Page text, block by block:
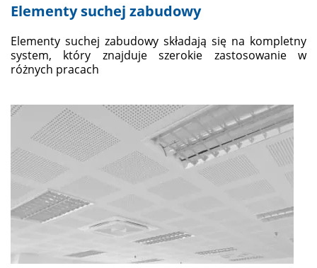
Elementy suchej zabudowy
Elementy suchej zabudowy składają się na kompletny
system, który znajduje szerokie zastosowanie w
różnych pracach